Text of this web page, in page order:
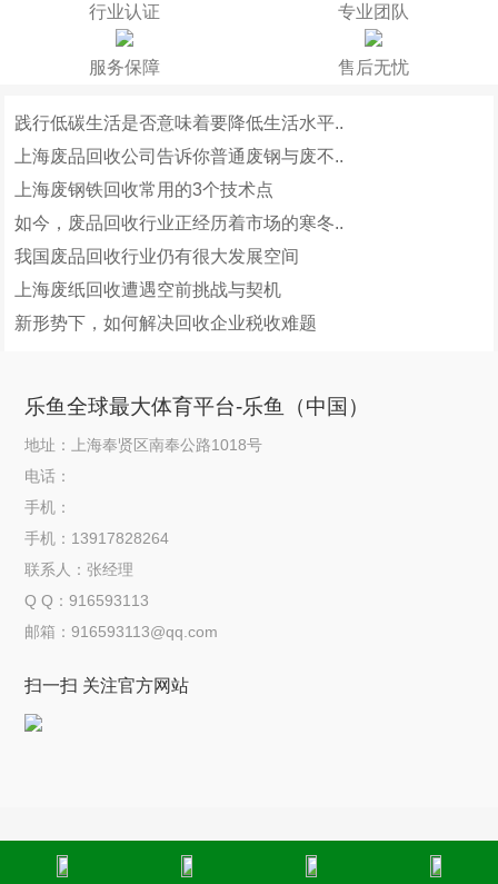
行业认证 专业团队
服务保障 售后无忧
践行低碳生活是否意味着要降低生活水平..
上海废品回收公司告诉你普通废钢与废不..
上海废钢铁回收常用的3个技术点
如今，废品回收行业正经历着市场的寒冬..
我国废品回收行业仍有很大发展空间
上海废纸回收遭遇空前挑战与契机
新形势下，如何解决回收企业税收难题
乐鱼全球最大体育平台-乐鱼（中国）
地址：上海奉贤区南奉公路1018号
电话：
手机：
手机：13917828264
联系人：张经理
Q Q：916593113
邮箱：916593113@qq.com
扫一扫 关注官方网站